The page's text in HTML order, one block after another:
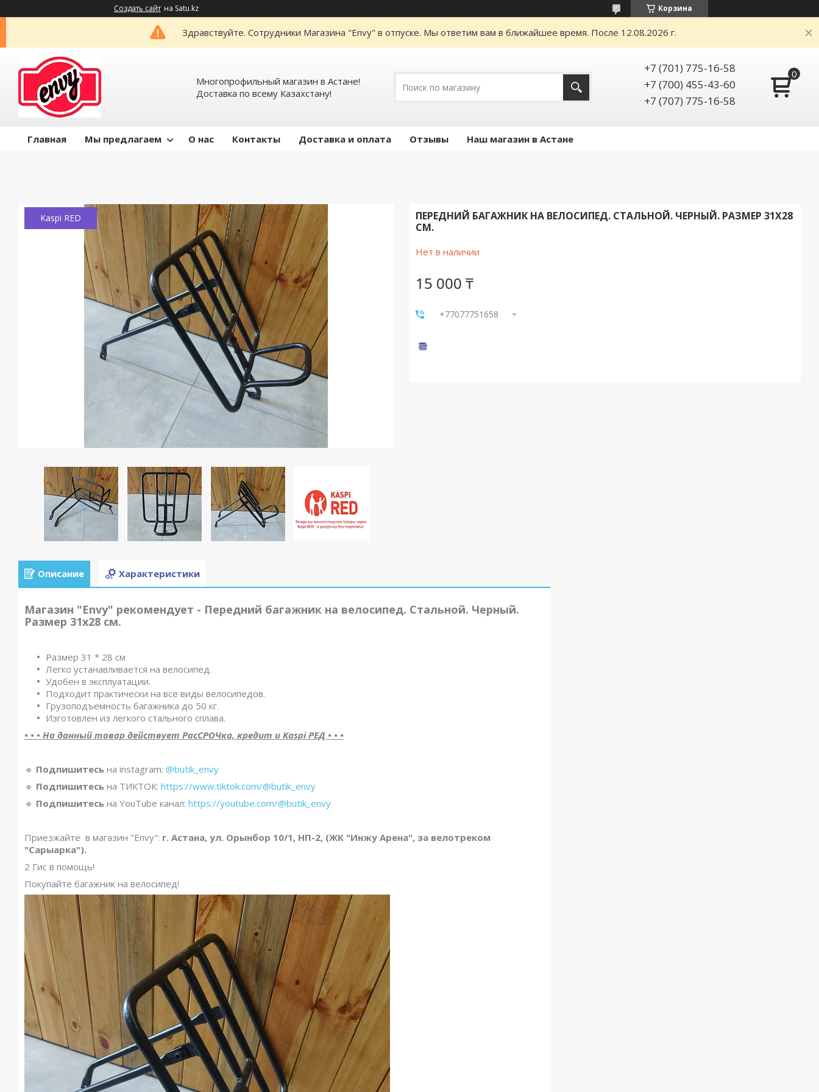
Создать сайт на Satu.kz Корзина
Здравствуйте. Сотрудники Магазина "Envy" в отпуске. Мы ответим вам в ближайшее время. После 12.08.2026 г.
Многопрофильный магазин в Астане!
Доставка по всему Казахстану!
+7 (701) 775-16-58
+7 (700) 455-43-60
+7 (707) 775-16-58
Главная Мы предлагаем О нас Контакты Доставка и оплата Отзывы Наш магазин в Астане
Kaspi RED
ПЕРЕДНИЙ БАГАЖНИК НА ВЕЛОСИПЕД. СТАЛЬНОЙ. ЧЕРНЫЙ. РАЗМЕР 31X28
СМ.
Нет в наличии
15 000 ₸
+77077751658
Описание Характеристики
Магазин "Envy" рекомендует - Передний багажник на велосипед. Стальной. Черный.
Размер 31x28 см.
Размер 31 * 28 см
Легко устанавливается на велосипед.
Удобен в эксплуатации.
Подходит практически на все виды велосипедов.
Грузоподъемность багажника до 50 кг.
Изготовлен из легкого стального сплава.
• • • На данный товар действует РасСРОЧка, кредит и Kaspi РЕД • • •
🔹️ Подпишитесь на instagram: @butik_envy
🔹️ Подпишитесь на ТИКТОК: https://www.tiktok.com/@butik_envy
🔹️ Подпишитесь на YouTube канал: https://youtube.com/@butik_envy
Приезжайте в магазин "Envy": г. Астана, ул. Орынбор 10/1, НП-2, (ЖК "Инжу Арена", за велотреком
"Сарыарка").
2 Гис в помощь!
Покупайте багажник на велосипед!